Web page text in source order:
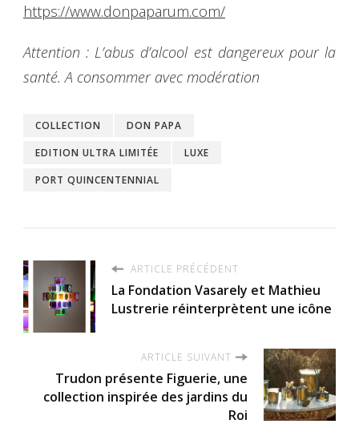
https://www.donpaparum.com/
Attention : L’abus d’alcool est dangereux pour la
santé. A consommer avec modération
COLLECTION
DON PAPA
EDITION ULTRA LIMITÉE
LUXE
PORT QUINCENTENNIAL
ARTICLE PRÉCÉDENT
La Fondation Vasarely et Mathieu
Lustrerie réinterprètent une icône
ARTICLE SUIVANT
Trudon présente Figuerie, une
collection inspirée des jardins du
Roi